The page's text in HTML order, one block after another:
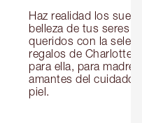
Haz realidad los
belleza de tus seres
queridos con la
regalos de Charlotte
para ella, para
amantes del cuidado
piel.